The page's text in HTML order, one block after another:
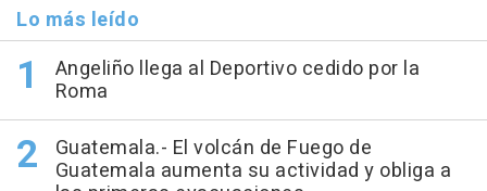
Lo más leído
Angeliño llega al Deportivo cedido por la
Roma
Guatemala.- El volcán de Fuego de
Guatemala aumenta su actividad y obliga a